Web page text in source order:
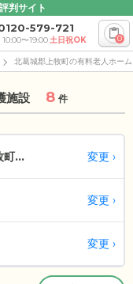
判サイト
579-721
10:00〜19:00土日祝OK 0
北葛城郡上牧町の有料老人ホー
施設 8 件
町... 変更
変更
変更